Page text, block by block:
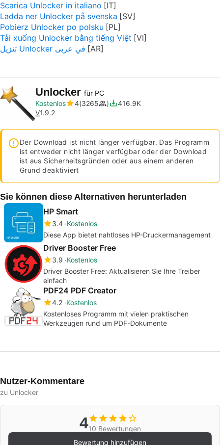
Scarica Unlocker in italiano
Ladda ner Unlocker på svenska
Pobierz Unlocker po polsku
Tải xuống Unlocker bằng tiếng Việt
تنزيل Unlocker في عربى
Unlocker für PC
Kostenlos
4 3265
416.9K
V1.9.2
Der Download ist nicht länger verfügbar. Das Programm
ist entweder nicht länger verfügbar oder der Download
ist aus Sicherheitsgründen oder aus einem anderen
Grund deaktiviert
Sie können diese Alternativen herunterladen
HP Smart
3.4 Kostenlos
Diese App bietet nahtloses HP-Druckermanagement
Driver Booster Free
3.9 Kostenlos
Driver Booster Free: Aktualisieren Sie Ihre Treiber
einfach
PDF24 PDF Creator
4.2 Kostenlos
Kostenloses Programm mit vielen praktischen
Werkzeugen rund um PDF-Dokumente
Nutzer-Kommentare
zu Unlocker
410 Bewertungen
Bewertung hinzufügen